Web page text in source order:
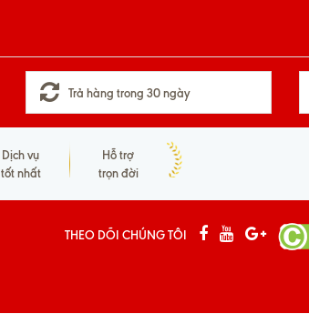
Trả hàng trong 30 ngày
Dịch vụ
tốt nhất
Hỗ trợ
trọn đời
THEO DÕI CHÚNG TÔI